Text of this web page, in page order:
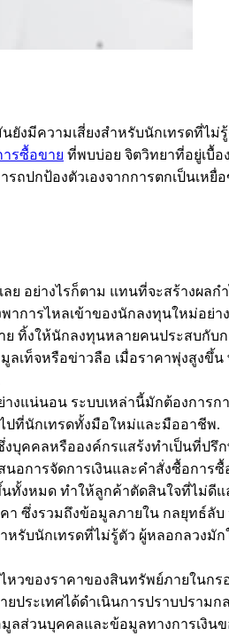
งมีความเสี่ยงสำหรับนักเทรดที่ไ
ารซื้อขาย ที่พบบ่อย จิตวิทยาที่อยู่เบื้
ปกป้องตัวเองจากการตกเป็นเหยื่
อย่างไรก็ตาม แทนที่จะสร้างผลก
ารไหลเข้าของนักลงทุนใหม่อย่าง
ทิ้งให้นักลงทุนหลายคนประสบกับ
เท็จหรือข่าวลือ เมื่อราคาพุ่งสูงขึ้
แน่นอน ระบบเหล่านี้มักต้องการก
ที่นักเทรดทั้งมือใหม่และมืออาชีพ.
คคลหรือองค์กรแสร้งทำเป็นที่ปรึ
การจัดการเงินและคำสั่งซื้อการซื้
ทั้งหมด ทำให้ลูกค้าตัดสินใจที่ไม่ดีแ
ซึ่งรวมถึงข้อมูลภายใน กลยุทธ์ลั
รับนักเทรดที่ไม่รู้ตัว ผู้หลอกลวงมั
หวของราคาของสินทรัพย์ภายในก
ระเทศได้ดำเนินการปราบปรามก
ลส่วนบุคคลและข้อมูลทางการเงิน